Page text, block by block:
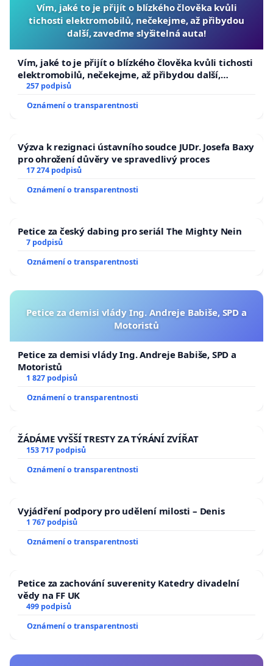
Vím, jaké to je přijít o blízkého člověka kvůli
tichosti elektromobilů, nečekejme, až přibydou
další, zaveďme slyšitelná auta!
Vím, jaké to je přijít o blízkého člověka kvůli tichosti
elektromobilů, nečekejme, až přibydou další,
zaveďme slyšitelná auta!
257 podpisů
Oznámení o transparentnosti
Výzva k rezignaci ústavního soudce JUDr. Josefa Baxy
pro ohrožení důvěry ve spravedlivý proces
17 274 podpisů
Oznámení o transparentnosti
Petice za český dabing pro seriál The Mighty Nein
7 podpisů
Oznámení o transparentnosti
Petice za demisi vlády Ing. Andreje Babiše, SPD a
Motoristů
Petice za demisi vlády Ing. Andreje Babiše, SPD a
Motoristů
1 827 podpisů
Oznámení o transparentnosti
ŽÁDÁME VYŠŠÍ TRESTY ZA TÝRÁNÍ ZVÍŘAT
153 717 podpisů
Oznámení o transparentnosti
Vyjádření podpory pro udělení milosti – Denis
1 767 podpisů
Oznámení o transparentnosti
Petice za zachování suverenity Katedry divadelní
vědy na FF UK
499 podpisů
Oznámení o transparentnosti